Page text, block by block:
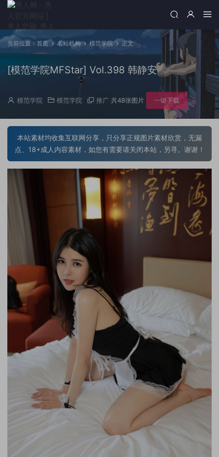
当前位置： 首页 名站机构 模范学院 正文
[模范学院MFStar] Vol.398 韩静安
模范学院 模范学院 推广 共48张图片 一键下载
本站素材均收集互联网分享，只分享正规图片素材欣赏，无漏
点、18+成人内容素材，如您有需要请关闭本站，另寻。谢谢！